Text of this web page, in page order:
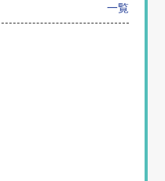
一覧